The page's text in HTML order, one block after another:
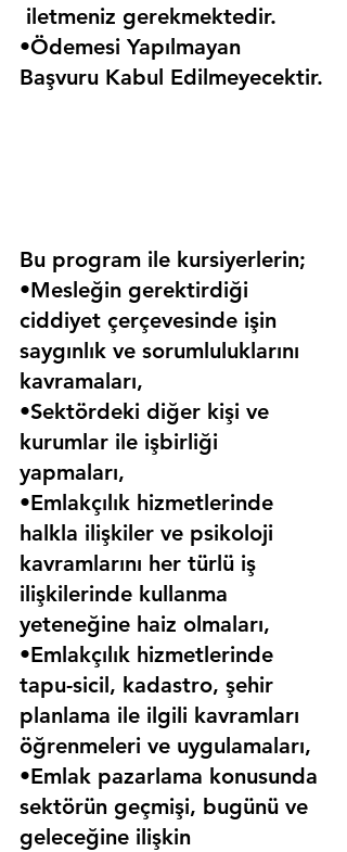
iletmeniz gerekmektedir.
•Ödemesi Yapılmayan
Başvuru Kabul Edilmeyecektir.
Bu program ile kursiyerlerin;
•Mesleğin gerektirdiği
ciddiyet çerçevesinde işin
saygınlık ve sorumluluklarını
kavramaları,
•Sektördeki diğer kişi ve
kurumlar ile işbirliği
yapmaları,
•Emlakçılık hizmetlerinde
halkla ilişkiler ve psikoloji
kavramlarını her türlü iş
ilişkilerinde kullanma
yeteneğine haiz olmaları,
•Emlakçılık hizmetlerinde
tapu-sicil, kadastro, şehir
planlama ile ilgili kavramları
öğrenmeleri ve uygulamaları,
•Emlak pazarlama konusunda
sektörün geçmişi, bugünü ve
geleceğine ilişkin